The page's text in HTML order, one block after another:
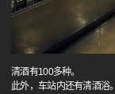
清酒有100多种。
此外，车站内还有清酒浴。